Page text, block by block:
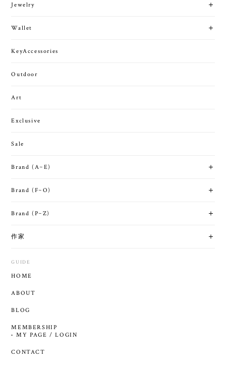
Jewelry
Wallet
KeyAccessories
Outdoor
Art
Exclusive
Sale
Brand (A~E)
Brand (F~O)
Brand (P~Z)
作家
GUIDE
HOME
ABOUT
BLOG
MEMBERSHIP
MY PAGE / LOGIN
CONTACT